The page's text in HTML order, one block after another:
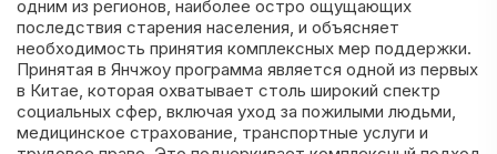
одним из регионов, наиболее остро ощущающих
последствия старения населения, и объясняет
необходимость принятия комплексных мер поддержки.
Принятая в Янчжоу программа является одной из первых
в Китае, которая охватывает столь широкий спектр
социальных сфер, включая уход за пожилыми людьми,
медицинское страхование, транспортные услуги и